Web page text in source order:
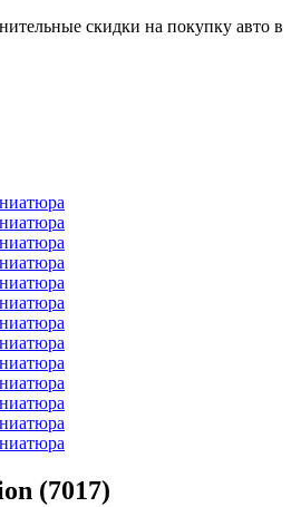
скидки на покупку авто в
(7017)